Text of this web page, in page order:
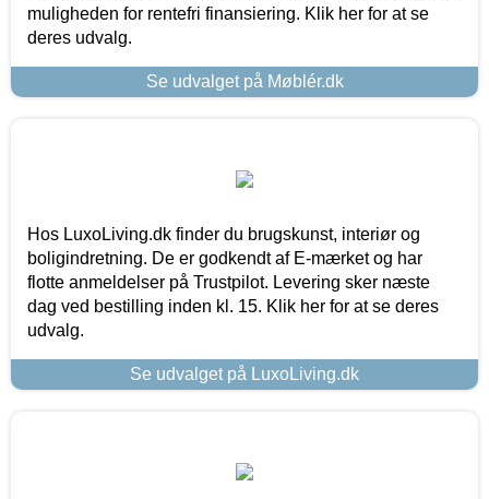
muligheden for rentefri finansiering. Klik her for at se
deres udvalg.
Se udvalget på Møblér.dk
Hos LuxoLiving.dk finder du brugskunst, interiør og
boligindretning. De er godkendt af E-mærket og har
flotte anmeldelser på Trustpilot. Levering sker næste
dag ved bestilling inden kl. 15. Klik her for at se deres
udvalg.
Se udvalget på LuxoLiving.dk